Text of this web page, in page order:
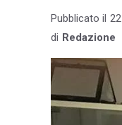
Pubblicato il
di Redazione